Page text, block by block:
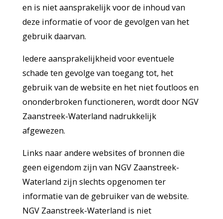
en is niet aansprakelijk voor de inhoud van
deze informatie of voor de gevolgen van het
gebruik daarvan.
Iedere aansprakelijkheid voor eventuele
schade ten gevolge van toegang tot, het
gebruik van de website en het niet foutloos en
ononderbroken functioneren, wordt door NGV
Zaanstreek-Waterland nadrukkelijk
afgewezen.
Links naar andere websites of bronnen die
geen eigendom zijn van NGV Zaanstreek-
Waterland zijn slechts opgenomen ter
informatie van de gebruiker van de website.
NGV Zaanstreek-Waterland is niet